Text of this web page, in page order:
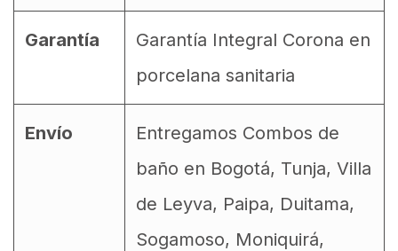
Garantía
Garantía Integral Corona en
porcelana sanitaria
Envío
Entregamos Combos de
baño en Bogotá, Tunja, Villa
de Leyva, Paipa, Duitama,
Sogamoso, Moniquirá,